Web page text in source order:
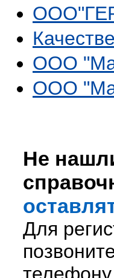
OOO
OOO
Не
Для